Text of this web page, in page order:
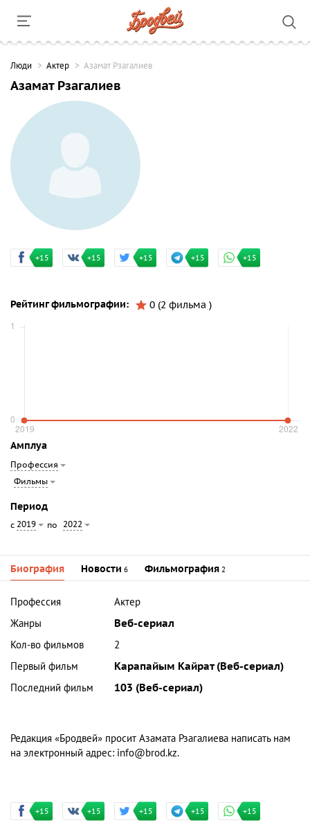
Люди Актер Азамат Рзагалиев
Азамат Рзагалиев
+15 +15 +15 +15 +15
Рейтинг фильмографии: 0 (2 фильма )
Амплуа
Профессия
Фильмы
Период
с 2019 по 2022
Биография Новости 6 Фильмография 2
Профессия
Актер
Жанры
Веб-сериал
Кол-во фильмов
2
Первый фильм
Карапайым Кайрат (Веб-сериал)
Последний фильм
103 (Веб-сериал)
Редакция «Бродвей» просит Азамата Рзагалиева написать нам
на электронный адрес: info@brod.kz.
+15 +15 +15 +15 +15